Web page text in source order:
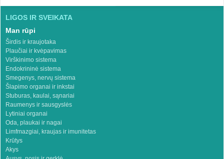
LIGOS IR SVEIKATA
Man rūpi
Širdis ir kraujotaka
Plaučiai ir kvėpavimas
Virškinimo sistema
Endokrininė sistema
Smegenys, nervų sistema
Šlapimo organai ir inkstai
Stuburas, kaulai, sąnariai
Raumenys ir sausgyslės
Lytiniai organai
Oda, plaukai ir nagai
Limfmazgiai, kraujas ir imunitetas
Krūtys
Akys